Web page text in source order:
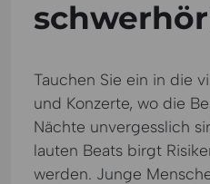
Tauchen Sie ein in die
und Konzerte, wo die
Nächte unvergesslich
lauten Beats birgt
werden. Junge